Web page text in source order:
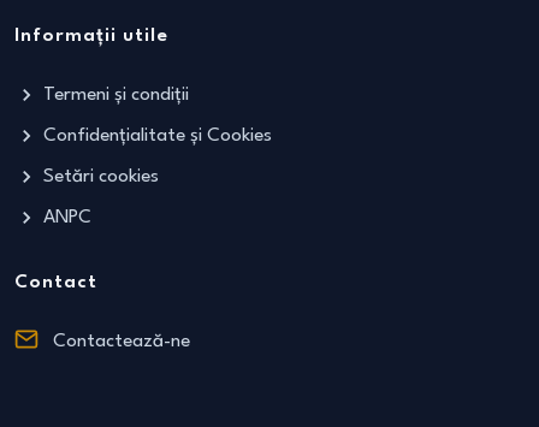
Informații utile
Termeni și condiții
Confidențialitate și Cookies
Setări cookies
ANPC
Contact
Contactează-ne